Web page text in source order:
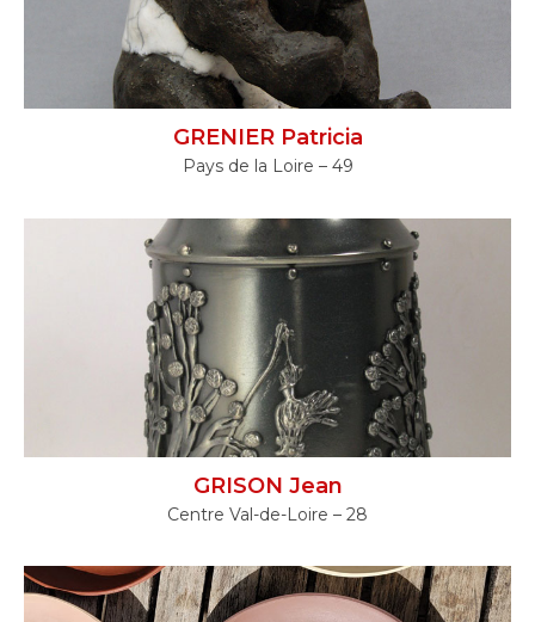
GRENIER Patricia
Pays de la Loire – 49
GRISON Jean
Centre Val-de-Loire – 28